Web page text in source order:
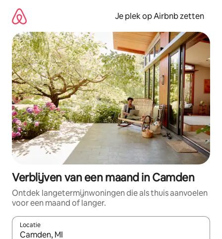
direct
naar
inhoud
Je plek op Airbnb zetten
Verblijven van een maand in Camden
Ontdek langetermijnwoningen die als thuis aanvoelen
voor een maand of langer.
Locatie
Wanneer er resultaten beschikbaar zijn, maak je een keuze